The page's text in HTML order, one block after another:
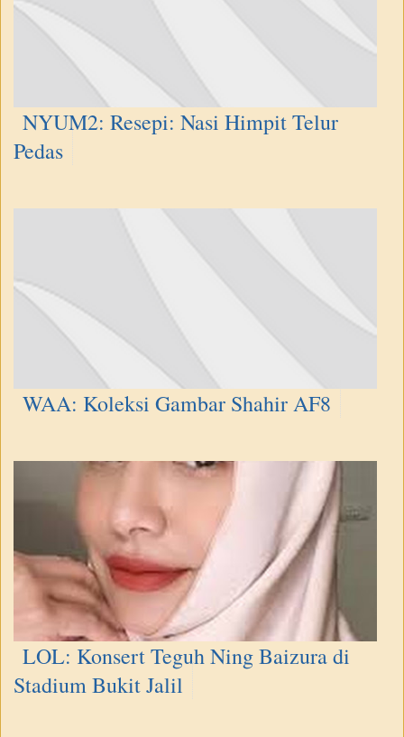
NYUM2: Resepi: Nasi Himpit Telur
Pedas
WAA: Koleksi Gambar Shahir AF8
LOL: Konsert Teguh Ning Baizura di
Stadium Bukit Jalil